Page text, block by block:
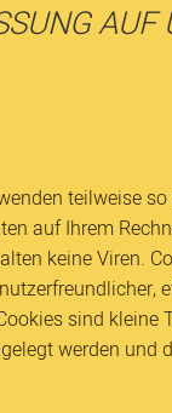
AUF
teilweise
auf Ihrem
keine Viren.
sind kleine
werden und